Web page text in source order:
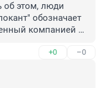
об этом, люди
обозначает
компанией
+0 –0